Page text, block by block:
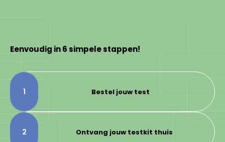
Eenvoudig in 6 simpele stappen!
Bestel jouw test
1
Ontvang jouw testkit thuis
2